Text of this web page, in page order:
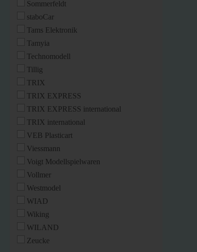
Sommerfeldt
staboCar
Tams Elektronik
Tamyia
Technomodell
Tillig
TRIX
TRIX EXPRESS
TRIX EXPRESS international
TRIX international
VEB Plasticart
Viessmann
Voigt Modellspielwaren
Vollmer
Westmodel
WIAD
Wiking
WILAND
Zeucke